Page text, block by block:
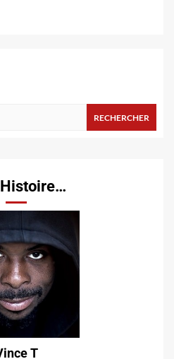
RECHERCHER
T